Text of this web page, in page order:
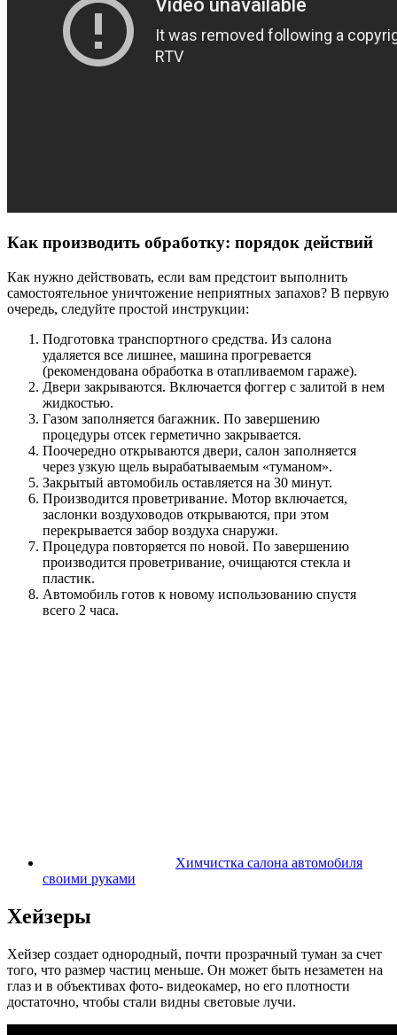
Как производить обработку: порядок действий
Как нужно действовать, если вам предстоит выполнить
самостоятельное уничтожение неприятных запахов? В первую
очередь, следуйте простой инструкции:
Подготовка транспортного средства. Из салона
удаляется все лишнее, машина прогревается
(рекомендована обработка в отапливаемом гараже).
Двери закрываются. Включается фоггер с залитой в нем
жидкостью.
Газом заполняется багажник. По завершению
процедуры отсек герметично закрывается.
Поочередно открываются двери, салон заполняется
через узкую щель вырабатываемым «туманом».
Закрытый автомобиль оставляется на 30 минут.
Производится проветривание. Мотор включается,
заслонки воздуховодов открываются, при этом
перекрывается забор воздуха снаружи.
Процедура повторяется по новой. По завершению
производится проветривание, очищаются стекла и
пластик.
Автомобиль готов к новому использованию спустя
всего 2 часа.
Химчистка салона автомобиля
своими руками
Хейзеры
Хейзер создает однородный, почти прозрачный туман за счет
того, что размер частиц меньше. Он может быть незаметен на
глаз и в объективах фото- видеокамер, но его плотности
достаточно, чтобы стали видны световые лучи.